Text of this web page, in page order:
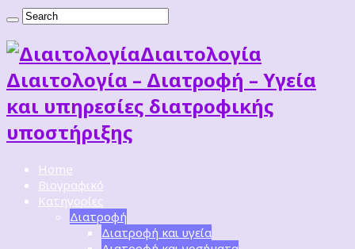
Διαιτoλογία
Διαιτολογία – Διατροφή – Υγεία
και υπηρεσίες διατροφικής
υποστήριξης
Home
Βιογραφικό
Κατηγορίες
Διατροφή
Διατροφή και υγεία